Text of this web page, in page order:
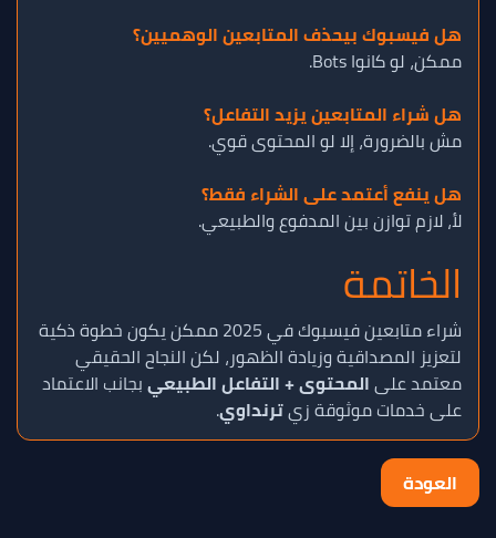
هل فيسبوك بيحذف المتابعين الوهميين؟
ممكن، لو كانوا Bots.
هل شراء المتابعين يزيد التفاعل؟
مش بالضرورة، إلا لو المحتوى قوي.
هل ينفع أعتمد على الشراء فقط؟
لأ، لازم توازن بين المدفوع والطبيعي.
الخاتمة
شراء متابعين فيسبوك في 2025 ممكن يكون خطوة ذكية
لتعزيز المصداقية وزيادة الظهور، لكن النجاح الحقيقي
معتمد علىالمحتوى + التفاعل الطبيعيبجانب الاعتماد
على خدمات موثوقة زيترنداوي.
العودة